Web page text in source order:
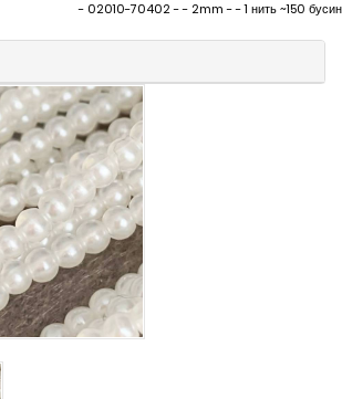
- 02010-70402 - - 2mm - - 1 нить ~150 бусин